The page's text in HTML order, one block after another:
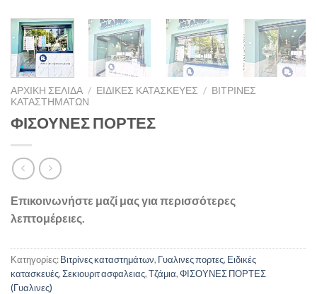
ΑΡΧΙΚΉ ΣΕΛΊΔΑ / ΕΙΔΙΚΈΣ ΚΑΤΑΣΚΕΥΈΣ / ΒΙΤΡΊΝΕΣ
ΚΑΤΑΣΤΗΜΆΤΩΝ
ΦΙΣΟΥΝΕΣ ΠΟΡΤΕΣ
Επικοινωνήστε μαζί μας για περισσότερες
λεπτομέρειες.
Κατηγορίες:Βιτρίνες καταστημάτων, Γυαλινες πορτες, Ειδικές
κατασκευές,Σεκιουριτ ασφαλειας,Τζάμια,ΦΙΣΟΥΝΕΣ ΠΟΡΤΕΣ
(Γυαλινες)